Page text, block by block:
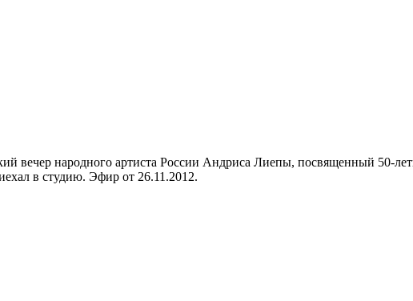
вечер народного артиста России Андриса Лиепы, посвященный 50-
в студию. Эфир от 26.11.2012.